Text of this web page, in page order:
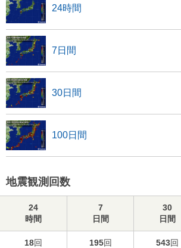
24時間
7日間
30日間
100日間
地震観測回数
24
時間
7
日間
30
日間
18回 195回 543回